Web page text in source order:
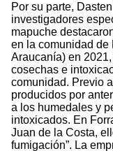
Por su parte,
investigadores
mapuche
en la comunidad de
Araucanía) en
cosechas e
comunidad. Previo
producidos por
a los humedales y
intoxicados. En
Juan de la Costa,
fumigación”. La